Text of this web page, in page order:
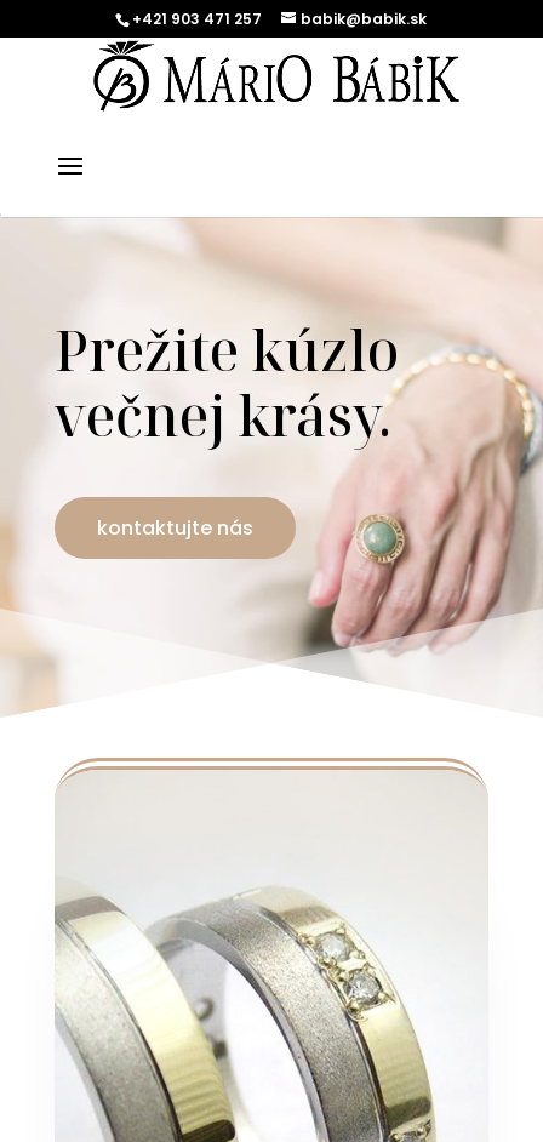
+421 903 471 257 babik@babik.sk
Prežite kúzlo
večnej krásy.
kontaktujte nás